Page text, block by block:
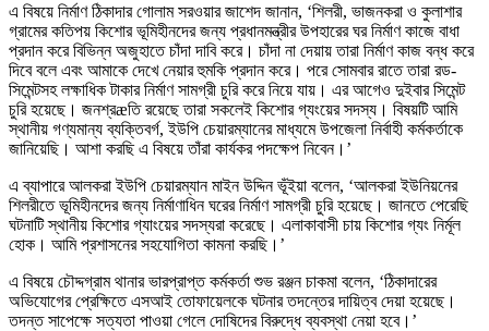
এ বিষয়ে নির্মাণ ঠিকাদার গোলাম সরওয়ার জাশেদ জানান, ‘শিলরী, ভাজনকরা ও কুলাশার
গ্রামের কতিপয় কিশোর ভূমিহীনদের জন্য প্রধানমন্ত্রীর উপহারের ঘর নির্মাণ কাজে বাধা
প্রদান করে বিভিন্ন অজুহাতে চাঁদা দাবি করে। চাঁদা না দেয়ায় তারা নির্মাণ কাজ বন্ধ করে
দিবে বলে এবং আমাকে দেখে নেয়ার হুমকি প্রদান করে। পরে সোমবার রাতে তারা রড-
সিমেন্টসহ লক্ষাধিক টাকার নির্মাণ সামগ্রী চুরি করে নিয়ে যায়। এর আগেও দুইবার সিমেন্ট
চুরি হয়েছে। জনশ্রæতি রয়েছে তারা সকলেই কিশোর গ্যংয়ের সদস্য। বিষয়টি আমি
স্থানীয় গণ্যমান্য ব্যক্তিবর্গ, ইউপি চেয়ারম্যানের মাধ্যমে উপজেলা নির্বাহী কর্মকর্তাকে
জানিয়েছি। আশা করছি এ বিষয়ে তাঁরা কার্যকর পদক্ষেপ নিবেন।’
এ ব্যাপারে আলকরা ইউপি চেয়ারম্যান মাইন উদ্দিন ভূঁইয়া বলেন, ‘আলকরা ইউনিয়নের
শিলরীতে ভূমিহীনদের জন্য নির্মাণাধিন ঘরের নির্মাণ সামগ্রী চুরি হয়েছে। জানতে পেরেছি
ঘটনাটি স্থানীয় কিশোর গ্যাংয়ের সদস্যরা করেছে। এলাকাবাসী চায় কিশোর গ্যং নির্মূল
হোক। আমি প্রশাসনের সহযোগিতা কামনা করছি।’
এ বিষয়ে চৌদ্দগ্রাম থানার ভারপ্রাপ্ত কর্মকর্তা শুভ রঞ্জন চাকমা বলেন, ‘ঠিকাদারের
অভিযোগের প্রেক্ষিতে এসআই তোফায়েলকে ঘটনার তদন্তের দায়িত্ব দেয়া হয়েছে।
তদন্ত সাপেক্ষে সত্যতা পাওয়া গেলে দোষিদের বিরুদ্ধে ব্যবস্থা নেয়া হবে।’